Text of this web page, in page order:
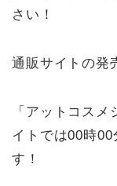
さい！
通販サイトの発
「アットコス
イトでは00時00
す！